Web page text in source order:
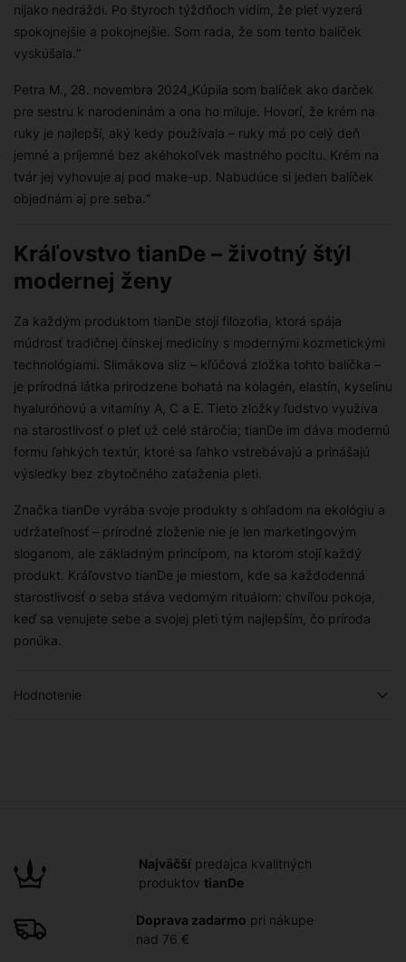
nijako nedráždi. Po štyroch týždňoch vidím, že pleť vyzerá
spokojnejšie a pokojnejšie. Som rada, že som tento balíček
vyskúšala.“
Petra M., 28. novembra 2024„Kúpila som balíček ako darček
pre sestru k narodeninám a ona ho miluje. Hovorí, že krém na
ruky je najlepší, aký kedy používala – ruky má po celý deň
jemné a príjemné bez akéhokoľvek mastného pocitu. Krém na
tvár jej vyhovuje aj pod make-up. Nabudúce si jeden balíček
objednám aj pre seba.“
Kráľovstvo tianDe – životný štýl
modernej ženy
Za každým produktom tianDe stojí filozofia, ktorá spája
múdrosť tradičnej čínskej medicíny s modernými kozmetickými
technológiami. Slimákova sliz – kľúčová zložka tohto balíčka –
je prírodná látka prirodzene bohatá na kolagén, elastín, kyselinu
hyalurónovú a vitamíny A, C a E. Tieto zložky ľudstvo využíva
na starostlivosť o pleť už celé stáročia; tianDe im dáva modernú
formu ľahkých textúr, ktoré sa ľahko vstrebávajú a prinášajú
výsledky bez zbytočného zaťaženia pleti.
Značka tianDe vyrába svoje produkty s ohľadom na ekológiu a
udržateľnosť – prírodné zloženie nie je len marketingovým
sloganom, ale základným princípom, na ktorom stojí každý
produkt. Kráľovstvo tianDe je miestom, kde sa každodenná
starostlivosť o seba stáva vedomým rituálom: chvíľou pokoja,
keď sa venujete sebe a svojej pleti tým najlepším, čo príroda
ponúka.
Hodnotenie
Zľava 30% Zľava 15%
Najväčšípredajca kvalitných
produktov tianDe
Doprava zadarmo pri nákupe
nad 76 €